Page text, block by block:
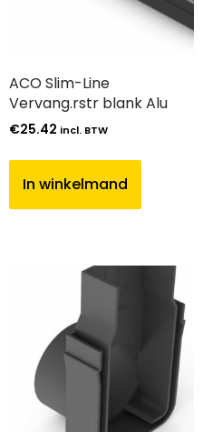
ACO Slim-Line
Vervang.rstr blank Alu
€25.42 incl. BTW
In winkelmand